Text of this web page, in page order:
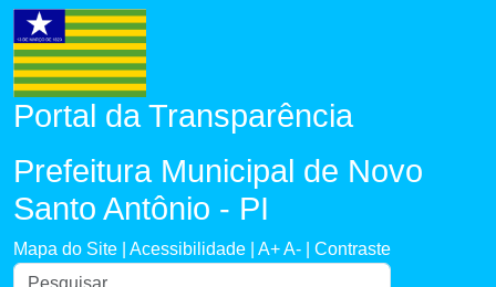
Portal da Transparência
Prefeitura Municipal de Novo
Santo Antônio - PI
Mapa do Site | Acessibilidade | A+A- | Contraste